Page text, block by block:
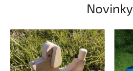
a
d
u
Novinky